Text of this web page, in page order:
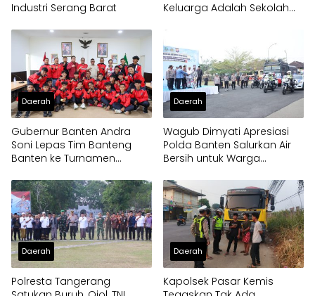
Industri Serang Barat
Keluarga Adalah Sekolah
Daerah
Gubernur Banten Andra
Soni Lepas Tim Banteng
Banten ke Turnamen
Daerah
Wagub Dimyati Apresiasi
Polda Banten Salurkan Air
Bersih untuk Warga
Daerah
Polresta Tangerang
Daerah
Kapolsek Pasar Kemis